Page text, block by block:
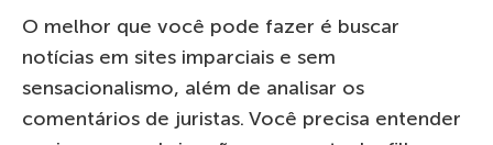
O melhor que você pode fazer é buscar
notícias em sites imparciais e sem
sensacionalismo, além de analisar os
comentários de juristas. Você precisa entender